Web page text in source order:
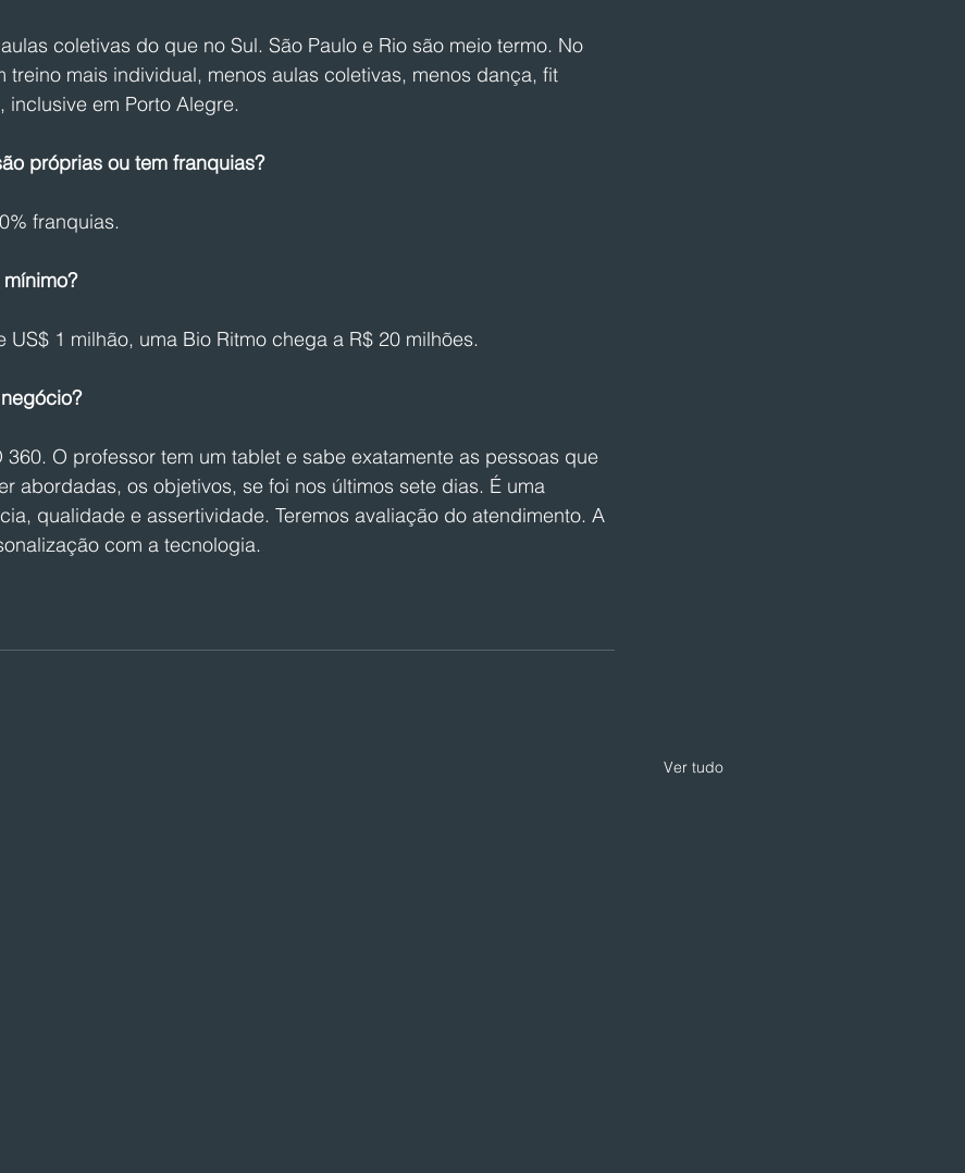
coletivas do que no Sul. São Paulo e Rio são meio termo. No
treino mais individual, menos aulas coletivas, menos dança, fit
inclusive em Porto Alegre.
próprias ou tem franquias?
franquias.
US$ 1 milhão, uma Bio Ritmo chega a R$ 20 milhões.
360. O professor tem um tablet e sabe exatamente as pessoas que
abordadas, os objetivos, se foi nos últimos sete dias. É uma
qualidade e assertividade. Teremos avaliação do atendimento. A
com a tecnologia.
Ver tudo